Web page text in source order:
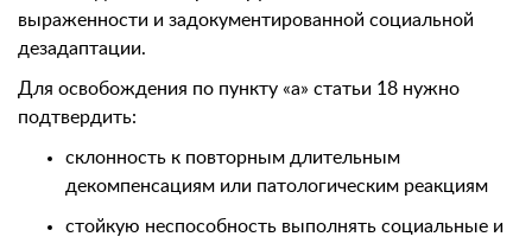
выраженности и задокументированной социальной
дезадаптации.
Для освобождения по пункту «а» статьи 18 нужно
подтвердить:
склонность к повторным длительным
декомпенсациям или патологическим реакциям
стойкую неспособность выполнять социальные и